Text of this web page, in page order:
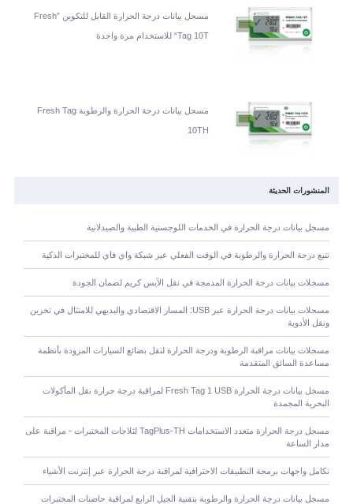
مسجل بيانات درجة الحرارة القابل للتكوين ”Fresh
Tag 10T“ للاستخدام مرة واحدة
مسجل بيانات درجة الحرارة والرطوبة Fresh Tag
10TH
المنشورات الحديثة
مسجل بيانات درجة الحرارة في الخدمات اللوجستية الطبية والصيدلانية
تتبع درجة الحرارة والرطوبة في الوقت الفعلي عبر شبكة واي فاي للمختبرات الذكية
مسجلات بيانات درجة الحرارة المدمجة في نقل الآيس كريم لضمان الجودة
مسجلات بيانات درجة الحرارة عبر USB: المسار الاقتصادي والبديهي للامتثال في تخزين
ونقل الأدوية
مسجلات بيانات مراقبة الرطوبة ودرجة الحرارة لنقل بضائع السيارات المزودة بأنظمة
مساعدة السائق المتقدمة
مسجل بيانات درجة الحرارة Fresh Tag 1 USB لمراقبة درجة حرارة نقل المأكولات
البحرية المجمدة
مسجل درجة الحرارة متعدد الاستخدامات TagPlus-TH لثلاجات المختبرات - مراقبة على
مدار الساعة
تكامل واجهات برمجة التطبيقات الاحترافية لمراقبة درجة الحرارة عبر إنترنت الأشياء
مسجل بيانات درجة الحرارة والرطوبة بتقنية الجيل الرابع لمراقبة حاضنات المختبرات